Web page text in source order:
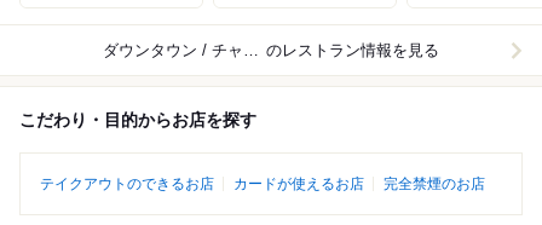
ダウンタウン / チャイナタウン のレストラン情報を見る
こだわり・目的からお店を探す
テイクアウトのできるお店 カードが使えるお店 完全禁煙のお店